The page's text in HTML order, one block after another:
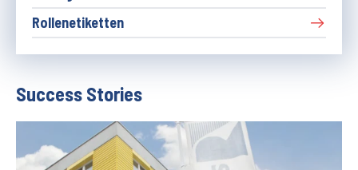
Rollenetiketten
Success Stories